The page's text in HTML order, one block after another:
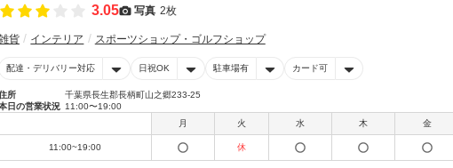
3.05 写真 2枚
貨 インテリア スポーツショップ・ゴルフショップ
配達・デリバリー対応 日祝OK 駐車場有 カード可
所
千葉県長生郡長柄町山之郷233-25
日の営業状況 11:00〜19:00
月
火 水 木 金
11:00~19:00 休